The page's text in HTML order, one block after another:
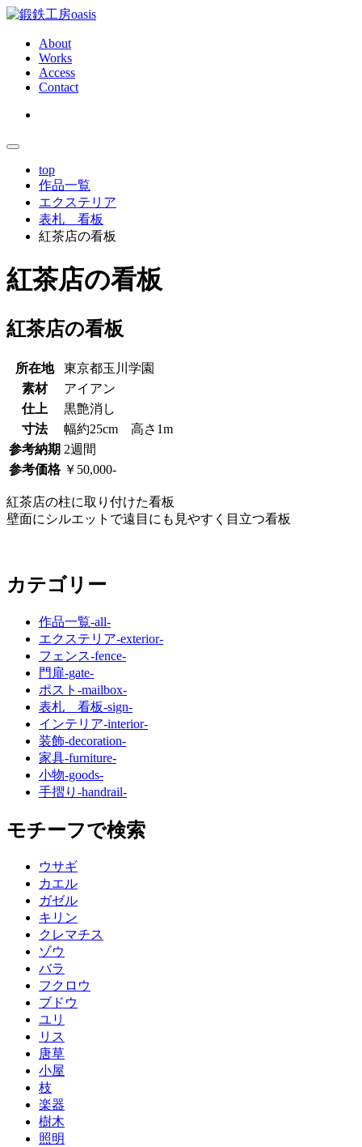
About
Works
Access
Contact
top
作品一覧
エクステリア
表札 看板
紅茶店の看板
紅茶店の看板
紅茶店の看板
所在地
東京都玉川学園
素材
アイアン
仕上
黒艶消し
寸法
幅約25cm 高さ1m
参考納期 2週間
参考価格 ￥50,000-
紅茶店の柱に取り付けた看板
壁面にシルエットで遠目にも見やすく目立つ看板
カテゴリー
作品一覧-all-
エクステリア-exterior-
フェンス-fence-
門扉-gate-
ポスト -mailbox-
表札 看板-sign-
インテリア-interior-
装飾-decoration-
家具-furniture-
小物-goods-
手摺り -handrail-
モチーフで検索
ウサギ
カエル
ガゼル
キリン
クレマチス
ゾウ
バラ
フクロウ
ブドウ
ユリ
リス
唐草
小屋
枝
楽器
樹木
照明